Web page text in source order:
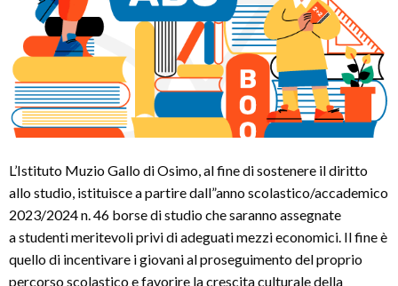
L’Istituto Muzio Gallo di Osimo, al fine di sostenere il diritto
allo studio, istituisce a partire dall”anno scolastico/accademico
2023/2024 n. 46 borse di studio che saranno assegnate
a studenti meritevoli privi di adeguati mezzi economici. Il fine è
quello di incentivare i giovani al proseguimento del proprio
percorso scolastico e favorire la crescita culturale della